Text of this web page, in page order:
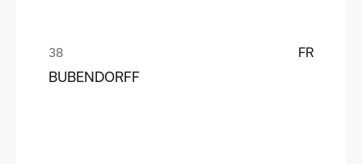
FR
BUBENDORFF